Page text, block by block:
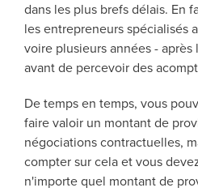
dans les plus brefs délais. En
les entrepreneurs spécialisés
voire plusieurs années -
avant de percevoir des
De temps en temps, vous
faire valoir un montant de
négociations contractuelles,
compter sur cela et vous
n'importe quel montant de